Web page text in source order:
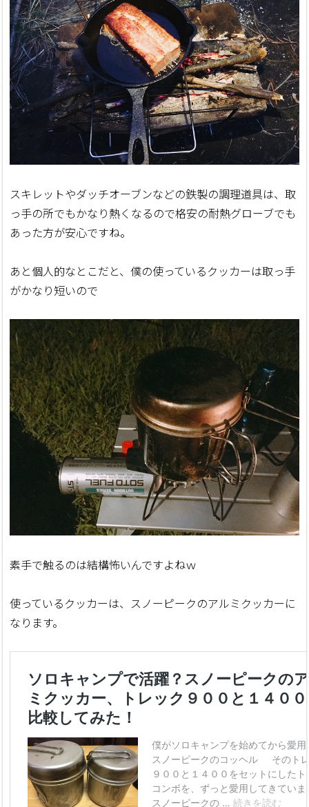
スキレットやダッチオーブンなどの鉄製の調理道具は、取
っ手の所でもかなり熱くなるので格安の耐熱グローブでも
あった方が安心ですね。
あと個人的なとこだと、僕の使っているクッカーは取っ手
がかなり短いので
素手で触るのは結構怖いんですよねｗ
使っているクッカーは、スノーピークのアルミクッカーに
なります。